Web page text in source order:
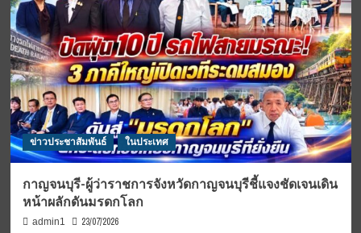
ข่าวประชาสัมพันธ์ ในประเทศ
กาญจนบุรี-ผู้ว่าราชการจังหวัดกาญจนบุรีชี้แจงชัดเจนเดิน
หน้าผลักดันมรดกโลก
admin1 23/07/2026